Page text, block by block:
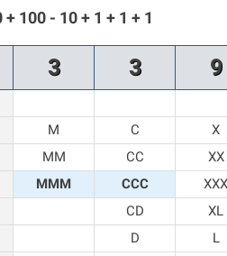
+ 100 - 10 + 1 + 1 + 1
3 3 9
M C X
MM CC XX
MMM CCC XXX
CD XL
D L